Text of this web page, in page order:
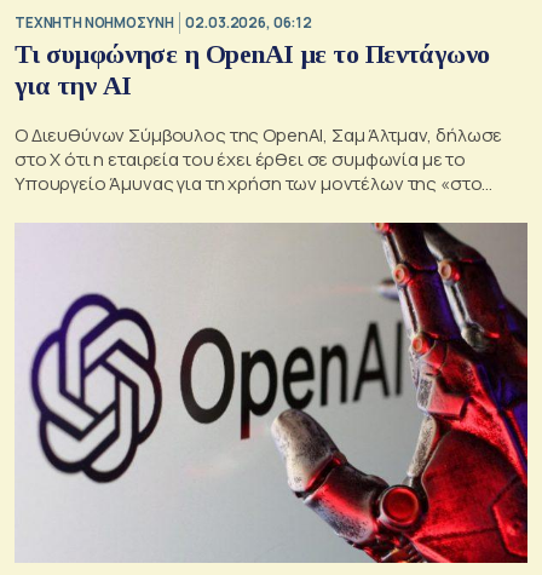
TΕΧΝΗΤΗ ΝΟΗΜΟΣΥΝΗ 02.03.2026, 06:12
Τι συμφώνησε η OpenAI με το Πεντάγωνο
για την ΑΙ
Ο Διευθύνων Σύμβουλος της OpenAI, Σαμ Άλτμαν, δήλωσε
στο X ότι η εταιρεία του έχει έρθει σε συμφωνία με το
Υπουργείο Άμυνας για τη χρήση των μοντέλων της «στο